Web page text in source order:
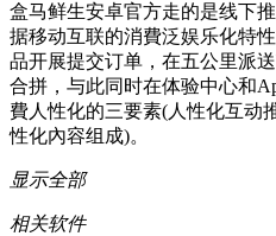
盒马鲜生安卓官方走的是线下
据移动互联的消費泛娱乐化特
品开展提交订单，在五公里派
合拼，与此同时在体验中心和
費人性化的三要素(人性化互动
性化內容组成)。
显示全部
相关软件